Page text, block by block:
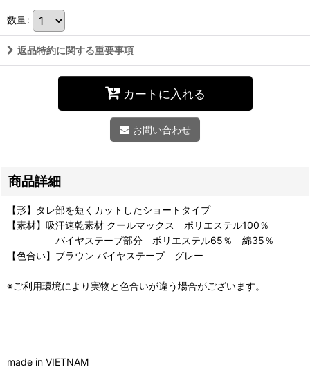
数量:
返品特約に関する重要事項
カートに入れる
お問い合わせ
商品詳細
【形】タレ部を短くカットしたショートタイプ
【素材】吸汗速乾素材 クールマックス ポリエステル100％
バイヤステープ部分 ポリエステル65％ 綿35％
【色合い】ブラウン バイヤステープ グレー
※ご利用環境により実物と色合いが違う場合がございます。
made in VIETNAM